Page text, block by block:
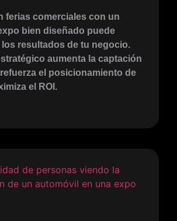
ferias comerciales con un
bien diseñado puede
resultados de tu negocio.
aumenta la captación
el posicionamiento de
el ROI.